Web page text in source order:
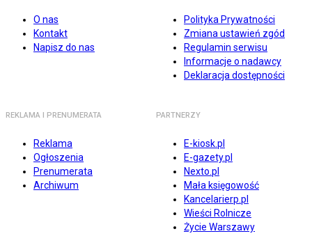
O nas
Kontakt
Napisz do nas
Polityka Prywatności
Zmiana ustawień zgód
Regulamin serwisu
Informacje o nadawcy
Deklaracja dostępności
REKLAMA I PRENUMERATA
Reklama
Ogłoszenia
Prenumerata
Archiwum
PARTNERZY
E-kiosk.pl
E-gazety.pl
Nexto.pl
Mała księgowość
Kancelarierp.pl
Wieści Rolnicze
Życie Warszawy